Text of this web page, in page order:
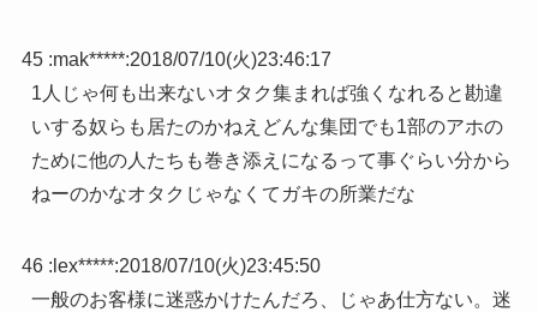
45 :mak*****:2018/07/10(火)23:46:17
1人じゃ何も出来ないオタク集まれば強くなれると勘違
いする奴らも居たのかねえどんな集団でも1部のアホの
ために他の人たちも巻き添えになるって事ぐらい分から
ねーのかなオタクじゃなくてガキの所業だな
46 : lex*****:2018/07/10(火)23:45:50
一般のお客様に迷惑かけたんだろ、じゃあ仕方ない。迷